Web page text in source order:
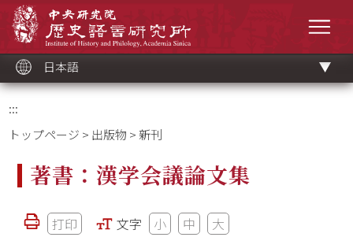
ッ
ク
日本語
:::
トップページ > 出版物 > 新刊
著書：漢学会議論文集
打印 文字 小 中 大